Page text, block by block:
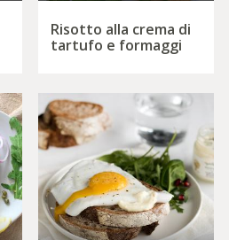
Risotto alla crema di
tartufo e formaggi